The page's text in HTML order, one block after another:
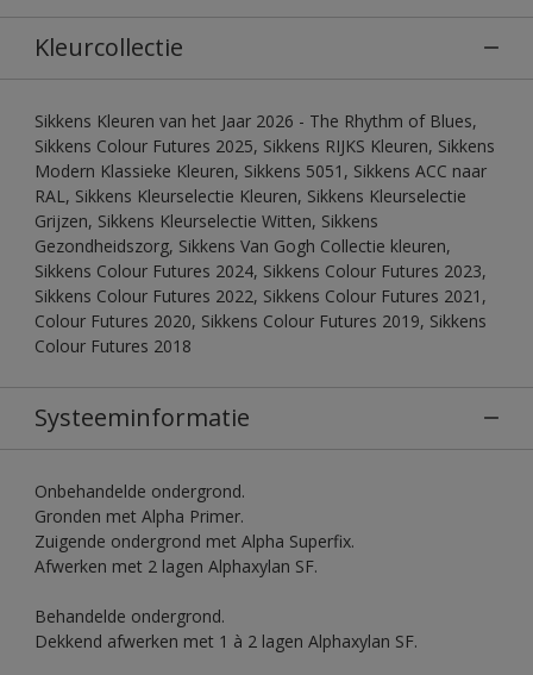
Kleurcollectie
Sikkens Kleuren van het Jaar 2026 - The Rhythm of Blues,
Sikkens Colour Futures 2025, Sikkens RIJKS Kleuren, Sikkens
Modern Klassieke Kleuren, Sikkens 5051, Sikkens ACC naar
RAL, Sikkens Kleurselectie Kleuren, Sikkens Kleurselectie
Grijzen, Sikkens Kleurselectie Witten, Sikkens
Gezondheidszorg, Sikkens Van Gogh Collectie kleuren,
Sikkens Colour Futures 2024, Sikkens Colour Futures 2023,
Sikkens Colour Futures 2022, Sikkens Colour Futures 2021,
Colour Futures 2020, Sikkens Colour Futures 2019, Sikkens
Colour Futures 2018
Systeeminformatie
Onbehandelde ondergrond.
Gronden met Alpha Primer.
Zuigende ondergrond met Alpha Superfix.
Afwerken met 2 lagen Alphaxylan SF.
Behandelde ondergrond.
Dekkend afwerken met 1 à 2 lagen Alphaxylan SF.